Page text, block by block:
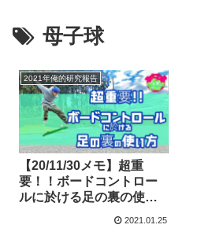
母子球
2021年俺的研究報告
【20/11/30メモ】超重
要！！ボードコントロー
ルに於ける足の裏の使い
2021.01.25